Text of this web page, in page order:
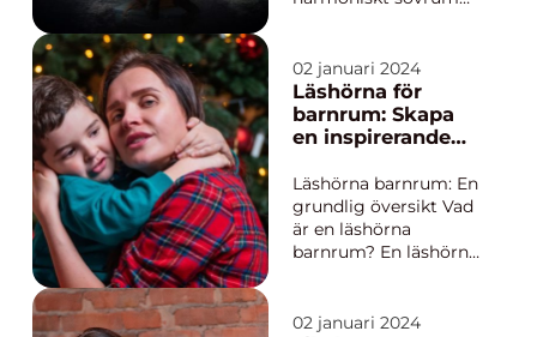
strävar efter. Ett
populärt val för
barnrum är att
använda sig av en
ger rummet en känsla
av lekfullhet och
skapar ...
02 januari 2024
Läshörna för
barnrum: Skapa
en inspirerande
läsupplevelse för
ditt barn
Läshörna barnrum: En
grundlig översikt Vad
är en läshörna
barnrum? En läshörna
böcker och läsning på
02 januari 2024